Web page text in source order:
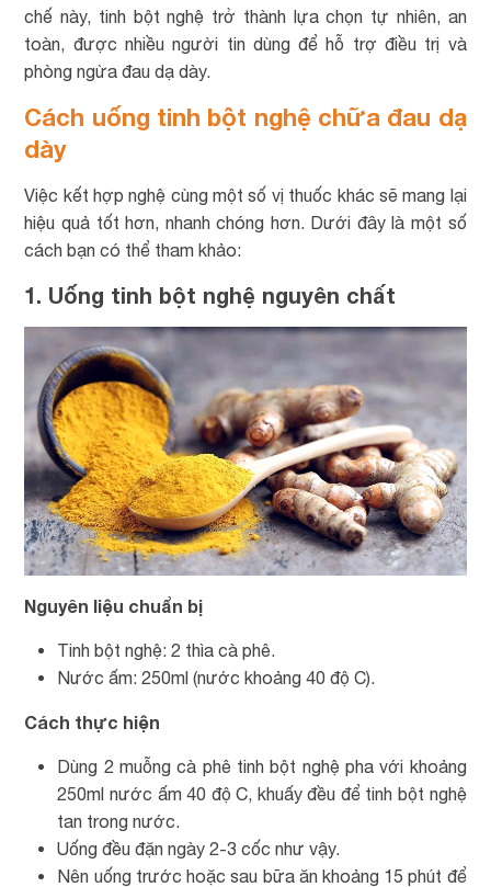
chế này, tinh bột nghệ trở thành lựa chọn tự nhiên, an
toàn, được nhiều người tin dùng để hỗ trợ điều trị và
phòng ngừa đau dạ dày.
Cách uống tinh bột nghệ chữa đau dạ
dày
Việc kết hợp nghệ cùng một số vị thuốc khác sẽ mang lại
hiệu quả tốt hơn, nhanh chóng hơn. Dưới đây là một số
cách bạn có thể tham khảo:
1. Uống tinh bột nghệ nguyên chất
Nguyên liệu chuẩn bị
Tinh bột nghệ: 2 thìa cà phê.
Nước ấm: 250ml (nước khoảng 40 độ C).
Cách thực hiện
Dùng 2 muỗng cà phê tinh bột nghệ pha với khoảng
250ml nước ấm 40 độ C, khuấy đều để tinh bột nghệ
tan trong nước.
Uống đều đặn ngày 2-3 cốc như vậy.
Nên uống trước hoặc sau bữa ăn khoảng 15 phút để